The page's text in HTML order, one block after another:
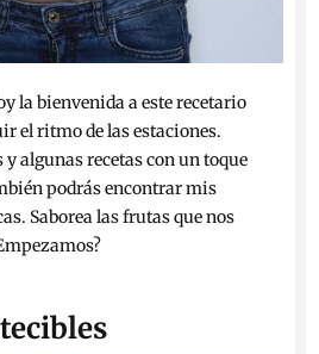
la bienvenida a este recetario
el ritmo de las estaciones.
algunas recetas con un toque
podrás encontrar mis
Saborea las frutas que nos